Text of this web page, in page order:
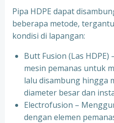
Pipa HDPE dapat
beberapa metode,
kondisi di lapangan:
Butt Fusion (Las
mesin pemanas untuk
lalu disambung hingga
diameter besar dan
Electrofusion –
dengan elemen